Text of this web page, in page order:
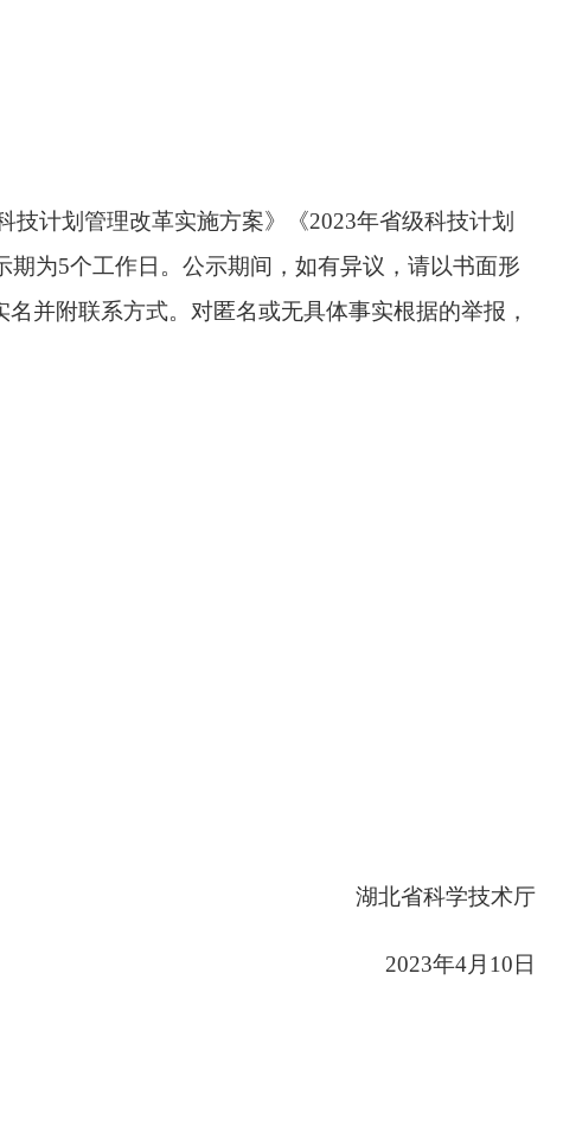
技计划管理改革实施方案》《2023年省级科技计划
期为5个工作日。 公示期间，如有异议，请以书面形
并附联系方式。对匿名或无具体事实根据的举报，
湖北省科学技术厅
2023年4月 10日